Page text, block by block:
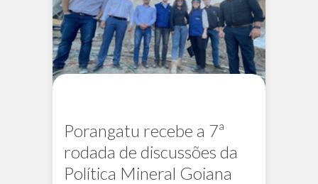
Porangatu recebe a 7ª
rodada de discussões da
Política Mineral Goiana